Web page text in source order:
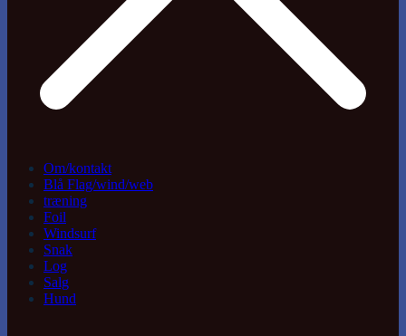
Om/kontakt
Blå Flag/wind/web
træning
Foil
Windsurf
Snak
Log
Salg
Hund